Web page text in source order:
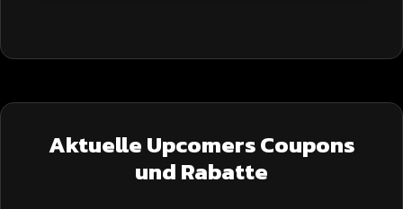
Aktuelle Upcomers Coupons
und Rabatte